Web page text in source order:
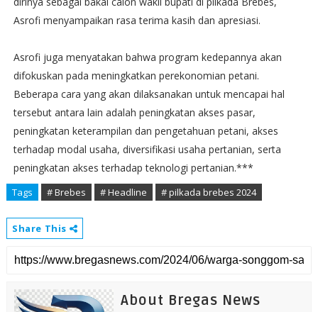
Asrofi menyampaikan rasa terima kasih dan apresiasi.
Asrofi juga menyatakan bahwa program kedepannya akan
difokuskan pada meningkatkan perekonomian petani.
Beberapa cara yang akan dilaksanakan untuk mencapai hal
tersebut antara lain adalah peningkatan akses pasar,
peningkatan keterampilan dan pengetahuan petani, akses
terhadap modal usaha, diversifikasi usaha pertanian, serta
peningkatan akses terhadap teknologi pertanian.***
Tags # Brebes # Headline # pilkada brebes 2024
Share This
About Bregas News